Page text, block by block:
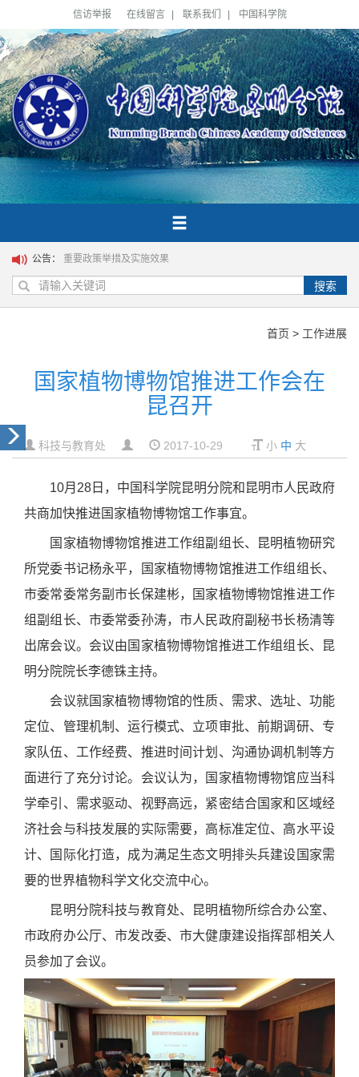
信访举报 在线留言 联系我们 中国科学院
公告： 重要政策举措及实施效果
搜索
首页 > 工作进展
国家植物博物馆推进工作会在
昆召开
科技与教育处 2017-10-29 小 中 大
10月 28 日，中国科学院昆明分院和昆明市人民政府
共商加快推进国家植物博物馆工作事宜。
国家植物博物馆推进工作组副组长、昆明植物研究
所党委书记杨永平，国家植物博物馆推进工作组组长、
市委常委常务副市长保建彬，国家植物博物馆推进工作
组副组长、市委常委孙涛，市人民政府副秘书长杨清等
出席会议。会议由国家植物博物馆推进工作组组长、昆
明分院院长李德铢主持。
会议就国家植物博物馆的性质、需求、选址、功能
定位、管理机制、运行模式、立项审批、前期调研、专
家队伍、工作经费、推进时间计划、沟通协调机制等方
面进行了充分讨论。会议认为，国家植物博物馆应当科
学牵引、需求驱动、视野高远，紧密结合国家和区域经
济社会与科技发展的实际需要，高标准定位、高水平设
计、国际化打造，成为满足生态文明排头兵建设国家需
要的世界植物科学文化交流中心。
昆明分院科技与教育处、昆明植物所综合办公室、
市政府办公厅、市发改委、市大健康建设指挥部相关人
员参加了会议。